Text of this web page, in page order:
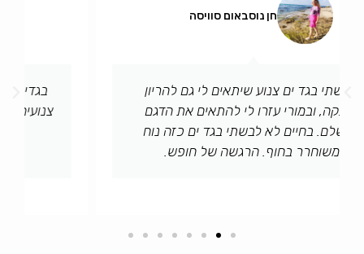
בגדי ים מעוצבים ומהממים, אני לובשת בגדים
צנועים בלבד וקשה למצוא משהו שהוא גם שיקי
וגם נוח. ושאין צורך ללבוש שום דבר
מתחת-תודה!
Kerlyn saenz